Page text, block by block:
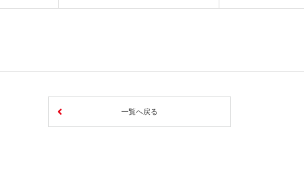
一覧へ戻る